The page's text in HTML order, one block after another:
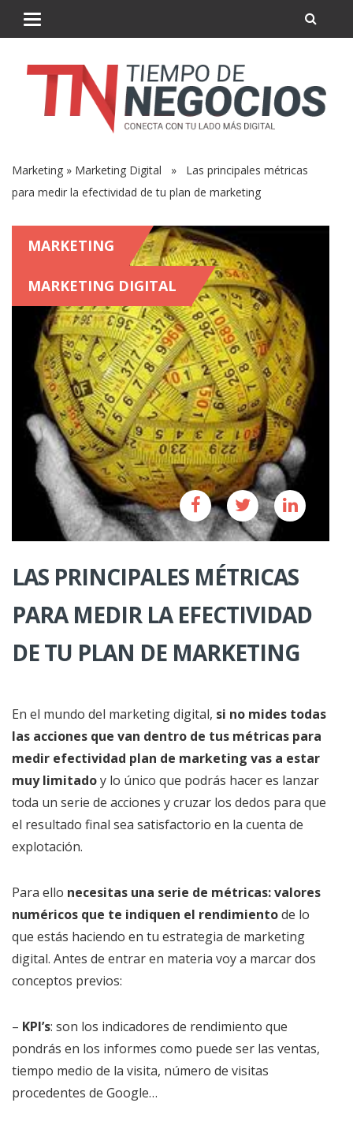
Marketing » Marketing Digital » Las principales métricas
para medir la efectividad de tu plan de marketing
MARKETING
MARKETING DIGITAL
LAS PRINCIPALES MÉTRICAS
PARA MEDIR LA EFECTIVIDAD
DE TU PLAN DE MARKETING
En el mundo del marketing digital, si no mides todas
las acciones que van dentro de tus métricas para
medir efectividad plan de marketing vas a estar
muy limitadoy lo único que podrás hacer es lanzar
toda un serie de acciones y cruzar los dedos para que
el resultado final sea satisfactorio en la cuenta de
explotación.
Para ello necesitas una serie de métricas: valores
numéricos que te indiquen el rendimientode lo
que estás haciendo en tu estrategia de marketing
digital. Antes de entrar en materia voy a marcar dos
conceptos previos:
– KPI’s: son los indicadores de rendimiento que
pondrás en los informes como puede ser las ventas,
tiempo medio de la visita, número de visitas
procedentes de Google…